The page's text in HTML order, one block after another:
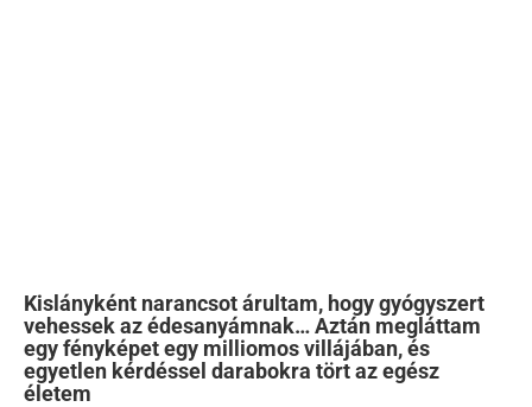
Kislányként narancsot árultam, hogy gyógyszert
vehessek az édesanyámnak… Aztán megláttam
egy fényképet egy milliomos villájában, és
egyetlen kérdéssel darabokra tört az egész
életem